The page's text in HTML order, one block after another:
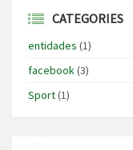
CATEGORIES
entidades (1)
facebook(3)
Sport(1)